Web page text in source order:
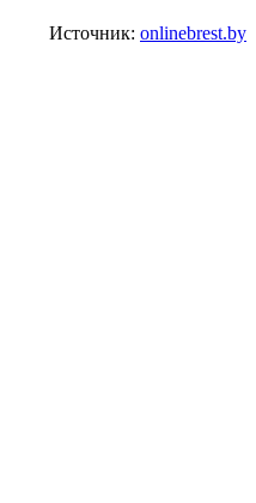
Источник: onlinebrest.by